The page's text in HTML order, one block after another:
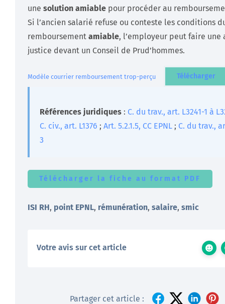
une solution amiable pour procéder au
Si l’ancien salarié refuse ou conteste les conditions
remboursement amiable, l’employeur peut faire une
justice devant un Conseil de Prud’hommes.
Modèle courrier remboursement trop-perçu Télécharger
Références juridiques : C. du trav., art. L3241-1 à
C. civ., art. L1376 ; Art. 5.2.1.5, CC EPNL ; C. du trav.,
3
Télécharger la fiche au format PDF
ISI RH, point EPNL, rémunération, salaire, smic
Votre avis sur cet article
Partager cet article :